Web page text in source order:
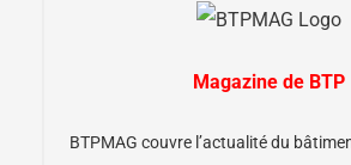
Magazine de BTP
BTPMAG couvre l’actualité du